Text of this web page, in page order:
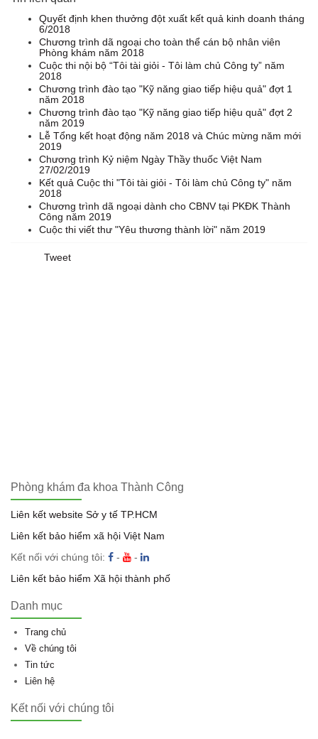
Quyết định khen thưởng đột xuất kết quả kinh doanh tháng
6/2018
Chương trình dã ngoại cho toàn thể cán bộ nhân viên
Phòng khám năm 2018
Cuộc thi nội bộ “Tôi tài giỏi - Tôi làm chủ Công ty” năm
2018
Chương trình đào tạo "Kỹ năng giao tiếp hiệu quả" đợt 1
năm 2018
Chương trình đào tạo "Kỹ năng giao tiếp hiệu quả" đợt 2
năm 2019
Lễ Tổng kết hoạt động năm 2018 và Chúc mừng năm mới
2019
Chương trình Kỷ niệm Ngày Thầy thuốc Việt Nam
27/02/2019
Kết quả Cuộc thi "Tôi tài giỏi - Tôi làm chủ Công ty" năm
2018
Chương trình dã ngoại dành cho CBNV tại PKĐK Thành
Công năm 2019
Cuộc thi viết thư "Yêu thương thành lời" năm 2019
Tweet
Phòng khám đa khoa Thành Công
Liên kết website Sở y tế TP.HCM
Liên kết bảo hiểm xã hội Việt Nam
Kết nối với chúng tôi:
-
-
Liên kết bảo hiểm Xã hội thành phố
Danh mục
Trang chủ
Về chúng tôi
Tin tức
Liên hệ
Kết nối với chúng tôi